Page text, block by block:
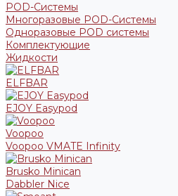
POD-Системы
Многоразовые POD-Системы
Одноразовые POD системы
Комплектующие
Жидкости
ELFBAR
EJOY Easypod
Voopoo
Voopoo VMATE Infinity
Brusko Minican
Dabbler Nice